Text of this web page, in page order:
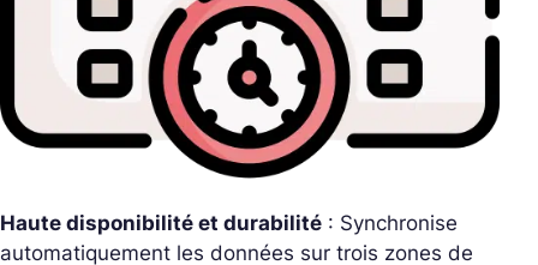
Haute disponibilité et durabilité : Synchronise
automatiquement les données sur trois zones de